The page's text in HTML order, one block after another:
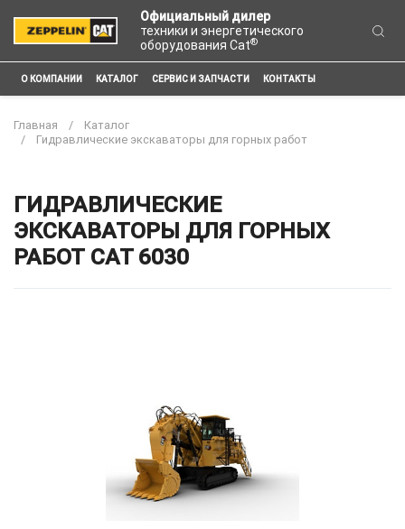
Официальный дилер
техники и энергетического
оборудования Cat®
О КОМПАНИИ КАТАЛОГ СЕРВИС И ЗАПЧАСТИ КОНТАКТЫ
Главная
Каталог
Гидравлические экскаваторы для горных работ
ГИДРАВЛИЧЕСКИЕ
ЭКСКАВАТОРЫ ДЛЯ ГОРНЫХ
РАБОТ CAT 6030